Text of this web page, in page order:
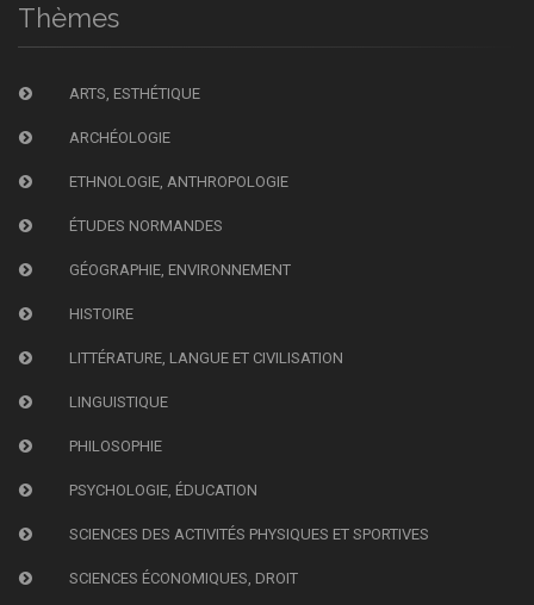
Thèmes
ARTS, ESTHÉTIQUE
ARCHÉOLOGIE
ETHNOLOGIE, ANTHROPOLOGIE
ÉTUDES NORMANDES
GÉOGRAPHIE, ENVIRONNEMENT
HISTOIRE
LITTÉRATURE, LANGUE ET CIVILISATION
LINGUISTIQUE
PHILOSOPHIE
PSYCHOLOGIE, ÉDUCATION
SCIENCES DES ACTIVITÉS PHYSIQUES ET SPORTIVES
SCIENCES ÉCONOMIQUES, DROIT